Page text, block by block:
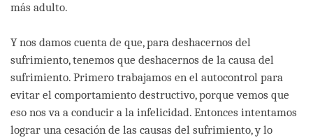
más adulto.
Y nos damos cuenta de que, para deshacernos del
sufrimiento, tenemos que deshacernos de la causa del
sufrimiento. Primero trabajamos en el autocontrol para
evitar el comportamiento destructivo, porque vemos que
eso nos va a conducir a la infelicidad. Entonces intentamos
lograr una cesación de las causas del sufrimiento, y lo